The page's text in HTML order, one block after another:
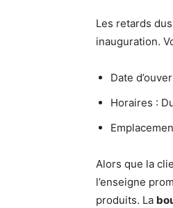
Les retards
inauguration.
Date
Horaires :
Alors que la
l’enseigne
produits. La